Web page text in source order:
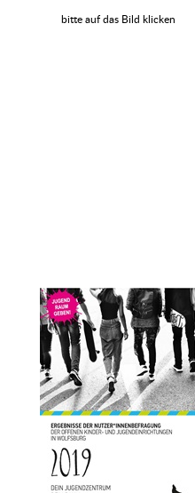
bitte auf das Bild klicken